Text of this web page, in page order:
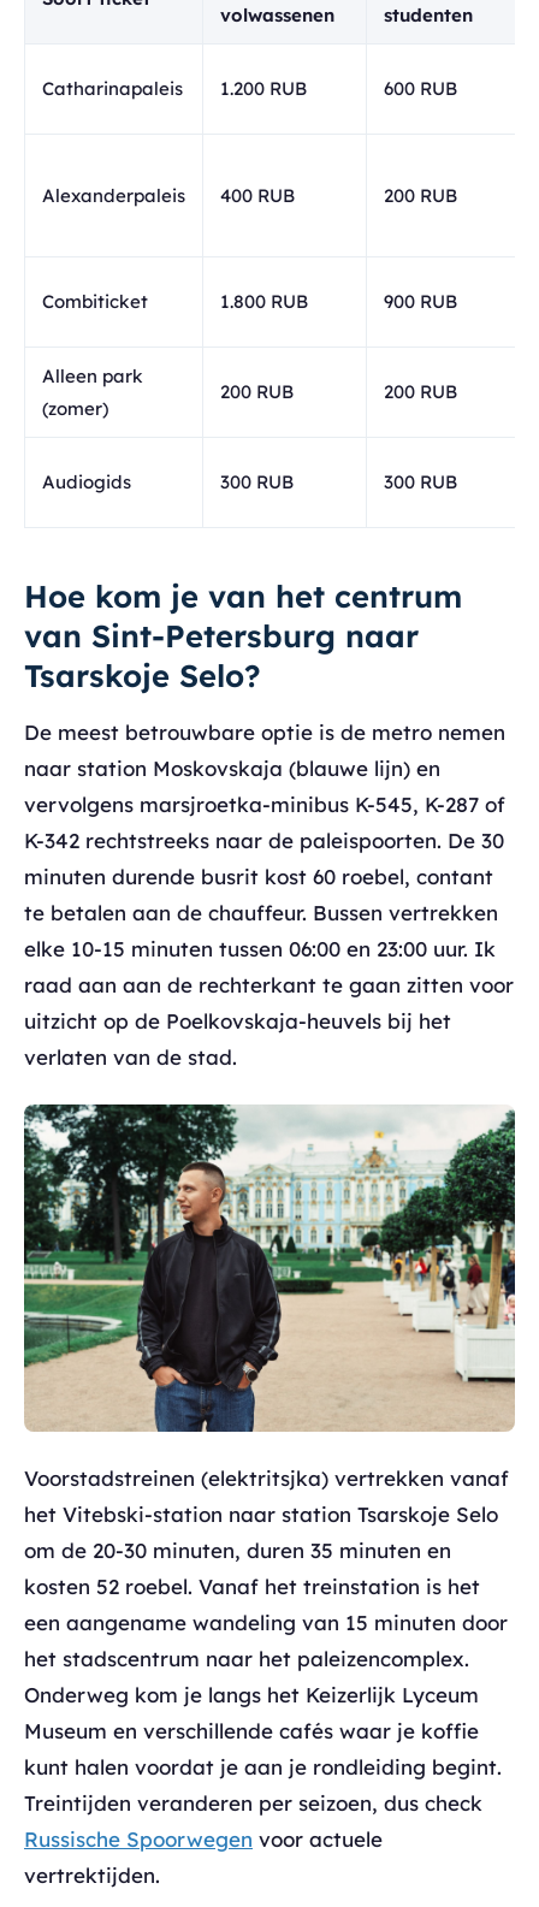
volwassenen studenten
Catharinapaleis 1.200 RUB 600 RUB
Alexanderpaleis 400 RUB 200 RUB
Combiticket 1.800 RUB 900 RUB
Alleen park
(zomer)
200 RUB 200 RUB
Audiogids 300 RUB 300 RUB
Hoe kom je van het centrum
van Sint-Petersburg naar
Tsarskoje Selo?
De meest betrouwbare optie is de metro nemen
naar station Moskovskaja (blauwe lijn) en
vervolgens marsjroetka-minibus K-545, K-287 of
K-342 rechtstreeks naar de paleispoorten. De 30
minuten durende busrit kost 60 roebel, contant
te betalen aan de chauffeur. Bussen vertrekken
elke 10-15 minuten tussen 06:00 en 23:00 uur. Ik
raad aan aan de rechterkant te gaan zitten voor
uitzicht op de Poelkovskaja-heuvels bij het
verlaten van de stad.
Voorstadstreinen (elektritsjka) vertrekken vanaf
het Vitebski-station naar station Tsarskoje Selo
om de 20-30 minuten, duren 35 minuten en
kosten 52 roebel. Vanaf het treinstation is het
een aangename wandeling van 15 minuten door
het stadscentrum naar het paleizencomplex.
Onderweg kom je langs het Keizerlijk Lyceum
Museum en verschillende cafés waar je koffie
kunt halen voordat je aan je rondleiding begint.
Treintijden veranderen per seizoen, dus check
Russische Spoorwegen voor actuele
vertrektijden.